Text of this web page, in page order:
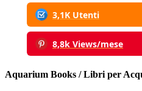
3,1K Utenti
8,8k Views/mese
Aquarium Books / Libri per